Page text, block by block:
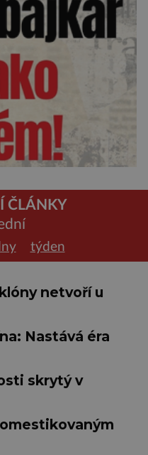
ČLÁNKY
týden
netvoří u
Nastává éra
skrytý v